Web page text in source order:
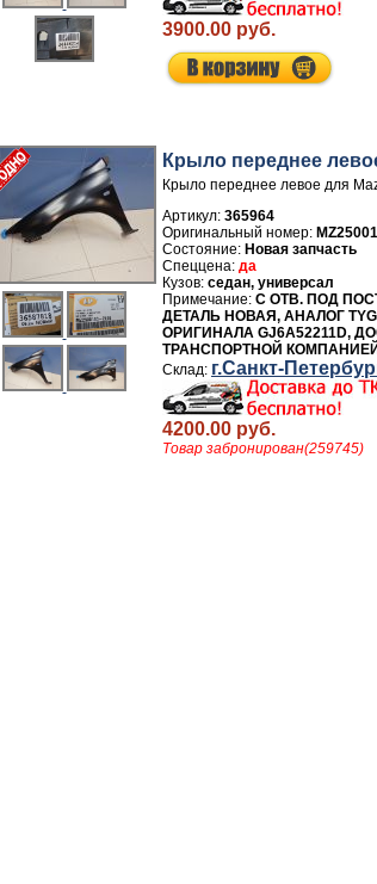
3900.00 руб.
Крыло переднее
Крыло переднее левое для
Артикул: 365964
Новая запчасть
да
седан, универсал
С ОТВ. ПОД
ДЕТАЛЬ НОВАЯ, АНАЛОГ
ОРИГИНАЛА GJ6A52211D,
ТРАНСПОРТНОЙ
г.Санкт-
4200.00 руб.
Товар забронирован(259745)